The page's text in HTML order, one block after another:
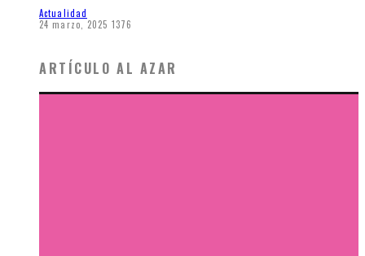
Actualidad
24 marzo, 2025 1376
ARTÍCULO AL AZAR